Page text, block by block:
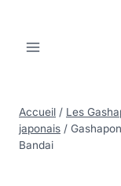
Accueil / Les
japonais /
Bandai